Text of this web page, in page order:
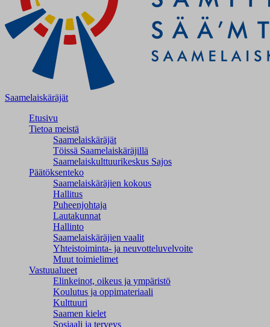
Saamelaiskäräjät
Etusivu
Tietoa meistä
Saamelaiskäräjät
Töissä Saamelaiskäräjillä
Saamelaiskulttuuri­keskus Sajos
Päätöksenteko
Saamelaiskäräjien kokous
Hallitus
Puheenjohtaja
Lautakunnat
Hallinto
Saamelaiskäräjien vaalit
Yhteistoiminta- ja neuvotteluvelvoite
Muut toimielimet
Vastuualueet
Elinkeinot, oikeus ja ympäristö
Koulutus ja oppimateriaali
Kulttuuri
Saamen kielet
Sosiaali ja terveys